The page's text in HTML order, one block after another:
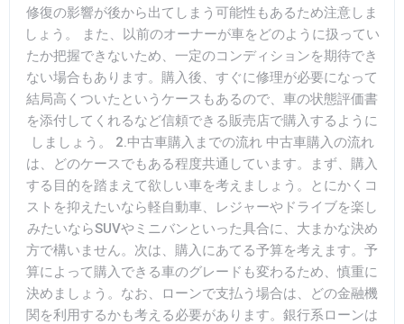
修復の影響が後から出てしまう可能性もあるため注意しま
しょう。 また、以前のオーナーが車をどのように扱ってい
たか把握できないため、一定のコンディションを期待でき
ない場合もあります。購入後、すぐに修理が必要になって
結局高くついたというケースもあるので、車の状態評価書
を添付してくれるなど信頼できる販売店で購入するように
しましょう。 2.中古車購入までの流れ 中古車購入の流れ
は、どのケースでもある程度共通しています。まず、購入
する目的を踏まえて欲しい車を考えましょう。とにかくコ
ストを抑えたいなら軽自動車、レジャーやドライブを楽し
みたいならSUVやミニバンといった具合に、大まかな決め
方で構いません。次は、購入にあてる予算を考えます。予
算によって購入できる車のグレードも変わるため、慎重に
決めましょう。なお、ローンで支払う場合は、どの金融機
関を利用するかも考える必要があります。銀行系ローンは